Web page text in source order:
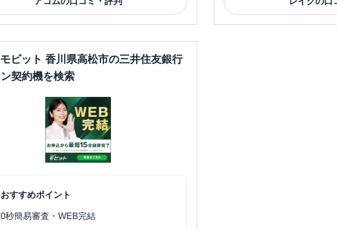
ビット 香川県高松市の三井住友銀行
契約機を検索
おすすめポイント
秒簡易審査・WEB完結